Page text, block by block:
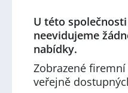
U této
neevidujeme
nabídky.
Zobrazené
veřejně